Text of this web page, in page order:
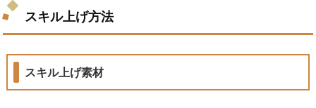
スキル上げ方法
スキル上げ素材